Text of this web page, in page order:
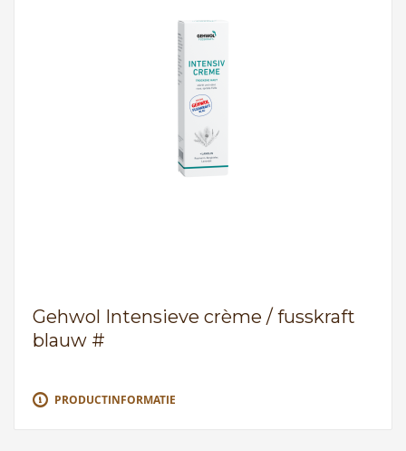
Gehwol Intensieve crème / fusskraft
blauw #
PRODUCTINFORMATIE